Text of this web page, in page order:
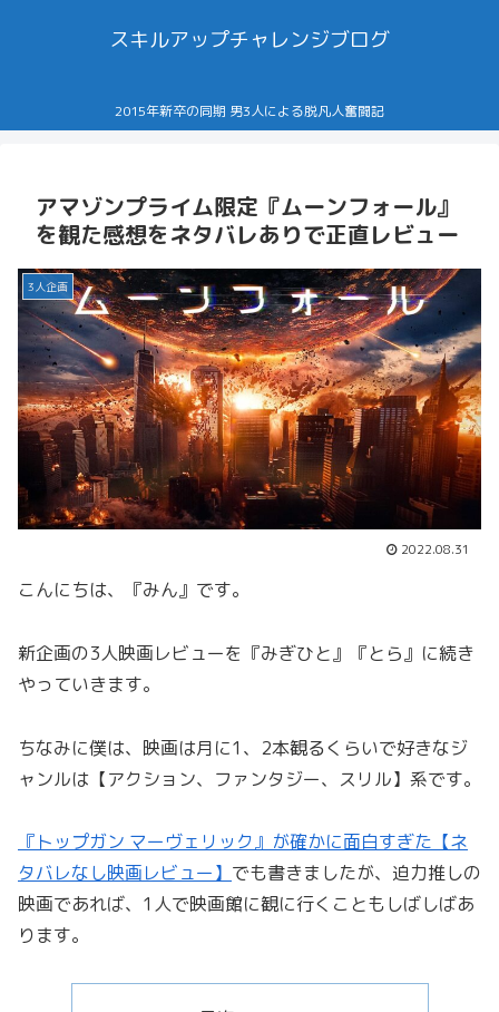
スキルアップチャレンジブログ
2015年新卒の同期 男3人による脱凡人奮闘記
アマゾンプライム限定『ムーンフォール』
を観た感想をネタバレありで正直レビュー
3人企画
2022.08.31
こんにちは、『みん』です。
新企画の3人映画レビューを『みぎひと』『とら』に続き
やっていきます。
ちなみに僕は、映画は月に1、2本観るくらいで好きなジ
ャンルは【アクション、ファンタジー、スリル】系です。
『トップガン マーヴェリック』が確かに面白すぎた【ネ
タバレなし映画レビュー】 でも書きましたが、迫力推しの
映画であれば、1人で映画館に観に行くこともしばしばあ
ります。